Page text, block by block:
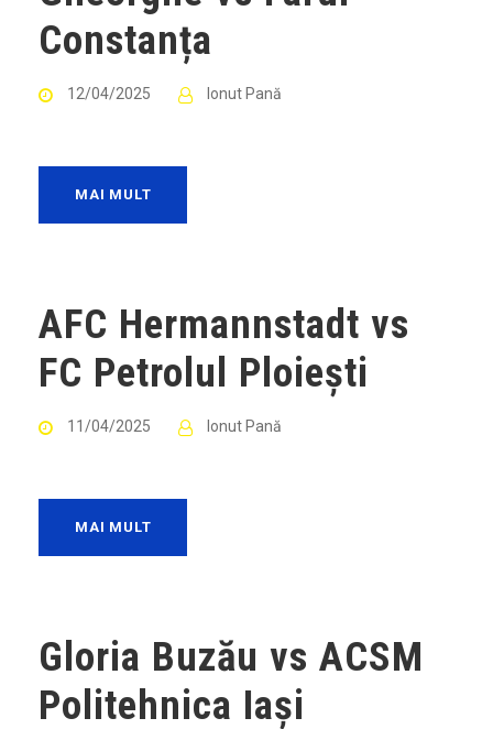
Constanța
12/04/2025 Ionut Pană
MAI MULT
AFC Hermannstadt vs
FC Petrolul Ploiești
11/04/2025 Ionut Pană
MAI MULT
Gloria Buzău vs ACSM
Politehnica Iași